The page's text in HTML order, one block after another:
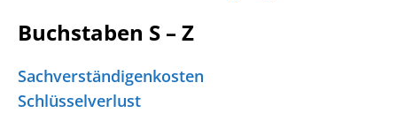
Buchstaben S – Z
Sachverständigenkosten
Schlüsselverlust